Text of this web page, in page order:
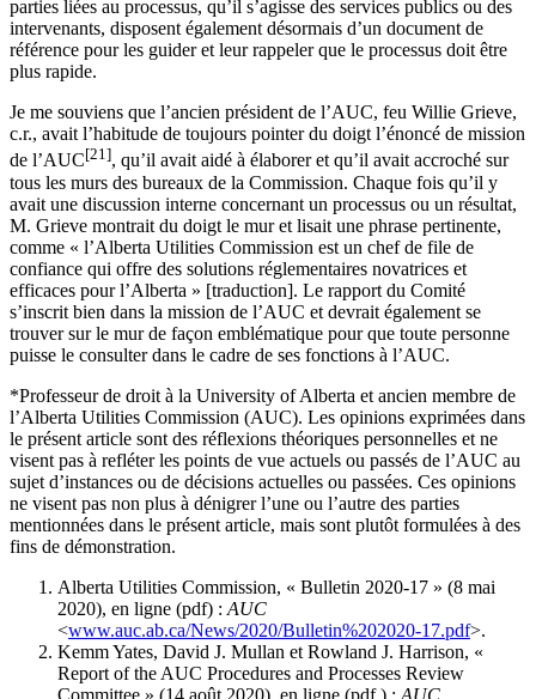
parties liées au processus, qu’il s’agisse des services publics ou des
intervenants, disposent également désormais d’un document de
référence pour les guider et leur rappeler que le processus doit être
plus rapide.
Je me souviens que l’ancien président de l’AUC, feu Willie Grieve,
c.r., avait l’habitude de toujours pointer du doigt l’énoncé de mission
de l’AUC[21], qu’il avait aidé à élaborer et qu’il avait accroché sur
tous les murs des bureaux de la Commission. Chaque fois qu’il y
avait une discussion interne concernant un processus ou un résultat,
M. Grieve montrait du doigt le mur et lisait une phrase pertinente,
comme « l’Alberta Utilities Commission est un chef de file de
confiance qui offre des solutions réglementaires novatrices et
efficaces pour l’Alberta » [traduction]. Le rapport du Comité
s’inscrit bien dans la mission de l’AUC et devrait également se
trouver sur le mur de façon emblématique pour que toute personne
puisse le consulter dans le cadre de ses fonctions à l’AUC.
*Professeur de droit à la University of Alberta et ancien membre de
l’Alberta Utilities Commission (AUC). Les opinions exprimées dans
le présent article sont des réflexions théoriques personnelles et ne
visent pas à refléter les points de vue actuels ou passés de l’AUC au
sujet d’instances ou de décisions actuelles ou passées. Ces opinions
ne visent pas non plus à dénigrer l’une ou l’autre des parties
mentionnées dans le présent article, mais sont plutôt formulées à des
fins de démonstration.
Alberta Utilities Commission, « Bulletin 2020-17 » (8 mai
2020), en ligne (pdf) : AUC
<www.auc.ab.ca/News/2020/Bulletin%202020-17.pdf>.
Kemm Yates, David J. Mullan et Rowland J. Harrison, «
Report of the AUC Procedures and Processes Review
Committee » (14 août 2020), en ligne (pdf ) : AUC